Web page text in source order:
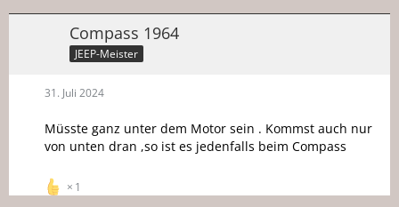
Compass 1964
JEEP-Meister
31. Juli 2024
Müsste ganz unter dem Motor sein . Kommst auch nur
von unten dran ,so ist es jedenfalls beim Compass
1